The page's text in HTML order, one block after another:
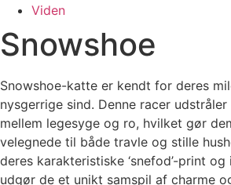
Viden
Snowshoe
Snowshoe-katte er kendt for deres
nysgerrige sind. Denne racer
mellem legesyge og ro, hvilket gør
velegnede til både travle og stille
deres karakteristiske ‘snefod’-print
udgør de et unikt samspil af charme